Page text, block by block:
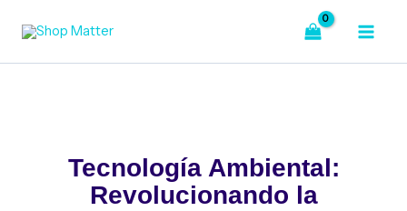
Tecnología Ambiental:
Revolucionando la